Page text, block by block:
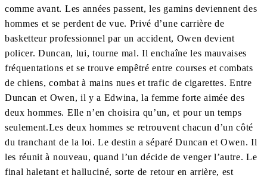
comme avant. Les années passent, les gamins deviennent des
hommes et se perdent de vue. Privé d’une carrière de
basketteur professionnel par un accident, Owen devient
policer. Duncan, lui, tourne mal. Il enchaîne les mauvaises
fréquentations et se trouve empêtré entre courses et combats
de chiens, combat à mains nues et trafic de cigarettes. Entre
Duncan et Owen, il y a Edwina, la femme forte aimée des
deux hommes. Elle n’en choisira qu’un, et pour un temps
seulement.Les deux hommes se retrouvent chacun d’un côté
du tranchant de la loi. Le destin a séparé Duncan et Owen. Il
les réunit à nouveau, quand l’un décide de venger l’autre. Le
final haletant et halluciné, sorte de retour en arrière, est